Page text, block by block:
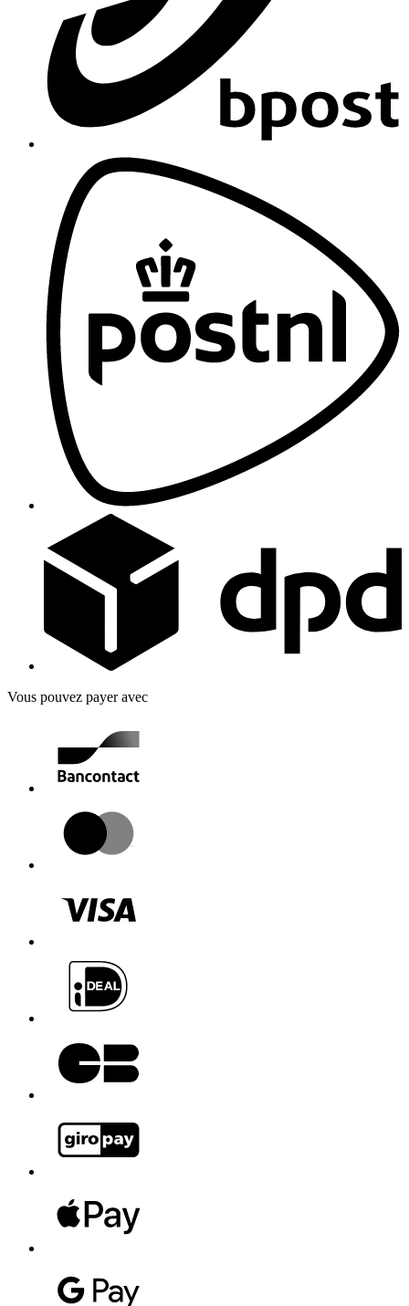
Vous pouvez payer avec